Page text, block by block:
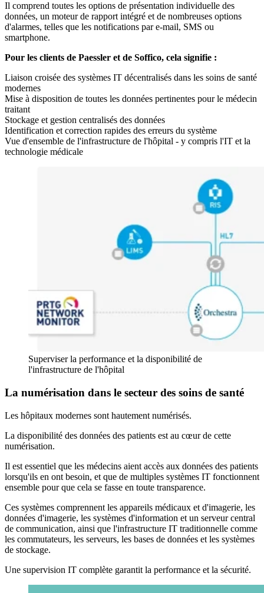
Il comprend toutes les options de présentation individuelle des
données, un moteur de rapport intégré et de nombreuses options
d'alarmes, telles que les notifications par e-mail, SMS ou
smartphone.
Pour les clients de Paessler et de Soffico, cela signifie :
Liaison croisée des systèmes IT décentralisés dans les soins de santé
modernes
Mise à disposition de toutes les données pertinentes pour le médecin
traitant
Stockage et gestion centralisés des données
Identification et correction rapides des erreurs du système
Vue d'ensemble de l'infrastructure de l'hôpital - y compris l'IT et la
technologie médicale
Superviser la performance et la disponibilité de
l'infrastructure de l'hôpital
La numérisation dans le secteur des soins de santé
Les hôpitaux modernes sont hautement numérisés.
La disponibilité des données des patients est au cœur de cette
numérisation.
Il est essentiel que les médecins aient accès aux données des patients
lorsqu'ils en ont besoin, et que de multiples systèmes IT fonctionnent
ensemble pour que cela se fasse en toute transparence.
Ces systèmes comprennent les appareils médicaux et d'imagerie, les
données d'imagerie, les systèmes d'information et un serveur central
de communication, ainsi que l'infrastructure IT traditionnelle comme
les commutateurs, les serveurs, les bases de données et les systèmes
de stockage.
Une supervision IT complète garantit la performance et la sécurité.